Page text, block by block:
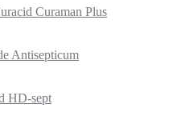
Curaman Plus
Antisepticum
HD-sept